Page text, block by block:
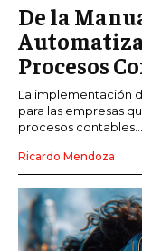
De la
Procesos
La implementación
para las empresas
procesos contables....
Ricardo Mendoza